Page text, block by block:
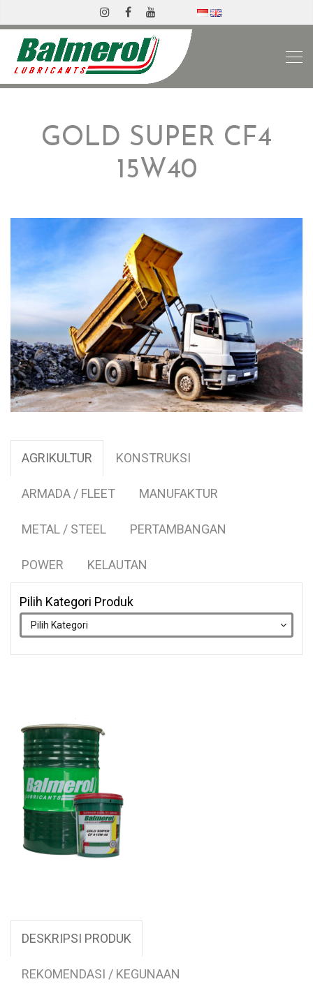
GOLD SUPER CF4
15W40
AGRIKULTUR KONSTRUKSI
ARMADA / FLEET MANUFAKTUR
METAL / STEEL PERTAMBANGAN
POWER KELAUTAN
Pilih Kategori Produk
DESKRIPSI PRODUK
REKOMENDASI / KEGUNAAN